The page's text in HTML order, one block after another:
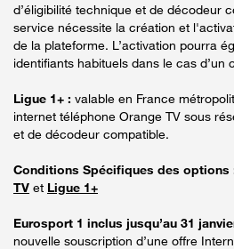
d’éligibilité technique et de décodeur
service nécessite la création et
de la plateforme. L’activation pourra
identifiants habituels dans le cas d’un
Ligue 1+ : valable en France
internet téléphone Orange TV sous
et de décodeur compatible.
Conditions Spécifiques des options
TV et Ligue 1+
Eurosport 1 inclus jusqu’au 31
nouvelle souscription d’une offre